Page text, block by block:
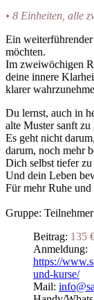
• 8 Einheiten, alle
Ein
möchten.
Im zweiwöchigen
deine innere
klarer
Du lernst, auch in
alte Muster sanft
Es geht nicht
darum, noch mehr
Dich selbst tiefer
Und dein Leben
Für mehr Ruhe
Gruppe:
Beitrag: 135
Anmeldung:
https://
und-kurse/
Mail: